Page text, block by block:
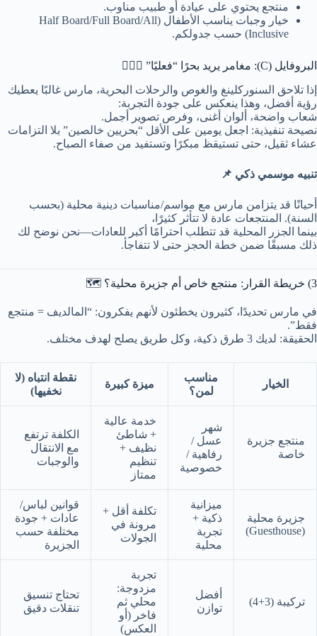
منتجع يحتوي على عيادة أو طبيب مناوب.
خيار وجبات يناسب الأطفال (Half Board/Full Board/All
Inclusive) حسب جدولكم.
البروفايل (C): مغامر يريد بحرًا “فعليًا” 🏄‍♂️🤿
إذا تلاحق السنوركلينغ والغوص والرحلات البحرية، مارس غالبًا يعطيك
رؤية أفضل، وهذا ينعكس على جودة التجربة:
شعاب واضحة، ألوان أغنى، وفرص تصوير أجمل.
نصيحة تنفيذية: اجعل يومين على الأقل “بحريين خالصين” بلا التزامات
عشاء ثقيل، حتى تستيقظ مبكرًا وتستفيد من صفاء الصباح.
تنبيه موسمي ذكي 📌
أحيانًا قد يتزامن مارس مع مواسم/مناسبات دينية محلية (بحسب
السنة). المنتجعات عادة لا تتأثر كثيرًا،
بينما الجزر المحلية قد تتطلب احترامًا أكبر للعادات—نحن نوضح لك
ذلك مسبقًا ضمن خطة الحجز حتى لا تتفاجأ.
3) خريطة القرار: منتجع خاص أم جزيرة محلية؟ 🗺️
في مارس تحديدًا، كثيرون يخطئون لأنهم يفكرون: “المالديف = منتجع
فقط”.
الحقيقة: لديك 3 طرق ذكية، وكل طريق يصلح لهدف مختلف.
الخيار
مناسب
لمن؟
ميزة كبيرة
نقطة انتباه (لا
نخفيها)
منتجع جزيرة
خاصة
شهر
عسل /
رفاهية /
خصوصية
خدمة عالية
+ شاطئ
نظيف +
تنظيم
ممتاز
الكلفة ترتفع
مع الانتقال
والوجبات
جزيرة محلية
(Guesthouse)
ميزانية
ذكية +
تجربة
محلية
تكلفة أقل +
مرونة في
الجولات
قوانين لباس/
عادات + جودة
مختلفة حسب
الجزيرة
تركيبة (3+4)
أفضل
توازن
تجربة
مزدوجة:
محلي ثم
فاخر (أو
العكس)
تحتاج تنسيق
تنقلات دقيق